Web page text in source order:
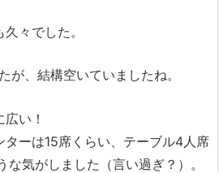
々でした。
が、結構空いていましたね。
い！
ターは15席くらい、テーブル4人席
気がしました（言い過ぎ？）。